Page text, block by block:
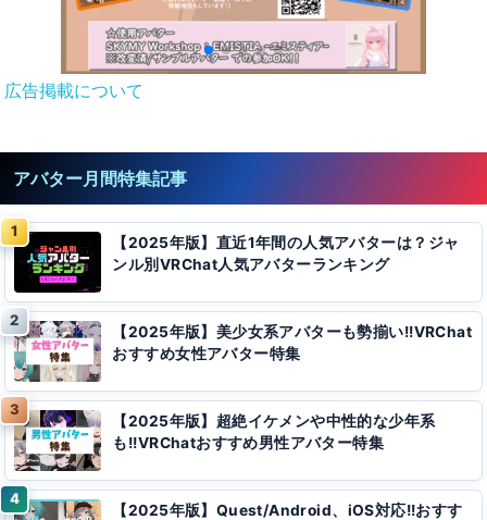
広告掲載について
アバター月間特集記事
【2025年版】直近1年間の人気アバターは？ジャ
ンル別VRChat人気アバターランキング
【2025年版】美少女系アバターも勢揃い!!VRChat
おすすめ女性アバター特集
【2025年版】超絶イケメンや中性的な少年系
も!!VRChatおすすめ男性アバター特集
【2025年版】Quest/Android、iOS対応!!おすす